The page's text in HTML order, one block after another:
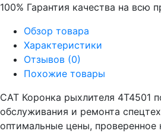
100% Гарантия качества на всю
Обзор товара
Характеристики
Отзывов (0)
Похожие товары
CAT Коронка рыхлителя 4T4501
обслуживания и ремонта
оптимальные цены, проверенное